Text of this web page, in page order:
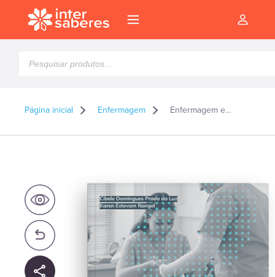
produtos
Página inicial Enfermagem Enfermagem em Ginecologia e Obstetrícia